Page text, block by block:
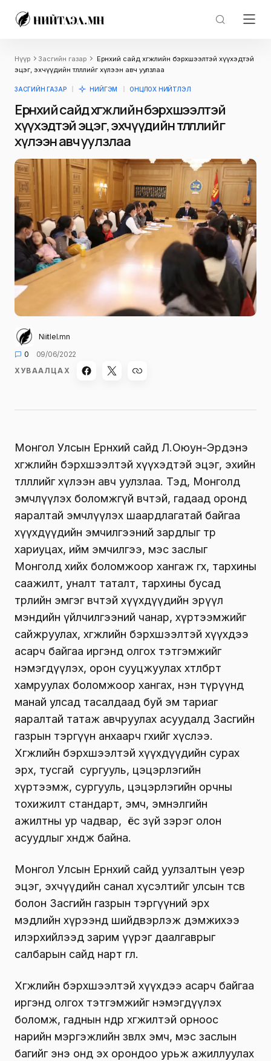
Нүүр Засгийн газар
Ерөнхий сайд хөгжлийн бэрхшээлтэй хүүхэдтэй
эцэг, эхчүүдийн төлөөллийг хүлээн авч уулзлаа
ЗАСГИЙН ГАЗАР НИЙГЭМ ОНЦЛОХ НИЙТЛЭЛ
Ерөнхий сайд хөгжлийн бэрхшээлтэй
хүүхэдтэй эцэг, эхчүүдийн төлөөллийг
хүлээн авч уулзлаа
Niitlel.mn
0
09/06/2022
ХУВААЛЦАХ
Монгол Улсын Ерөнхий сайд Л.Оюун-Эрдэнэ
хөгжлийн бэрхшээлтэй хүүхэдтэй эцэг, эхийн
төлөөллийг хүлээн авч уулзлаа. Тэд, Монголд
эмчлүүлэх боломжгүй өвчтэй, гадаад оронд
яаралтай эмчлүүлэх шаардлагатай байгаа
хүүхдүүдийн эмчилгээний зардлыг төр
хариуцах, ийм эмчилгээ, мэс заслыг
Монголд хийх боломжоор хангаж өгөх, тархины
саажилт, уналт таталт, тархины бусад
төрлийн эмгэг өвчтэй хүүхдүүдийн эрүүл
мэндийн үйлчилгээний чанар, хүртээмжийг
сайжруулах, хөгжлийн бэрхшээлтэй хүүхдээ
асарч байгаа иргэнд олгох тэтгэмжийг
нэмэгдүүлэх, орон сууцжуулах хөтөлбөрт
хамруулах боломжоор хангах, нэн түрүүнд
манай улсад тасалдаад буй эм тариаг
яаралтай татаж авчруулах асуудалд Засгийн
газрын тэргүүн анхаарч өгөхийг хүслээ.
Хөгжлийн бэрхшээлтэй хүүхдүүдийн сурах
эрх, тусгай сургууль, цэцэрлэгийн
хүртээмж, сургууль, цэцэрлэгийн орчны
тохижилт стандарт, эмч, эмнэлгийн
ажилтны ур чадвар, ёс зүй зэрэг олон
асуудлыг хөндөж байна.
Монгол Улсын Ерөнхий сайд уулзалтын үеэр
эцэг, эхчүүдийн санал хүсэлтийг улсын төсөв
болон Засгийн газрын тэргүүний эрх
мэдлийн хүрээнд шийдвэрлэж дэмжихээ
илэрхийлээд зарим үүрэг даалгаврыг
салбарын сайд нарт өглөө.
Хөгжлийн бэрхшээлтэй хүүхдээ асарч байгаа
иргэнд олгох тэтгэмжийг нэмэгдүүлэх
боломж, гаднын өндөр хөгжилтэй орноос
нарийн мэргэжлийн зөвлөх эмч, мэс заслын
багийг энэ онд эх орондоо урьж ажиллуулах